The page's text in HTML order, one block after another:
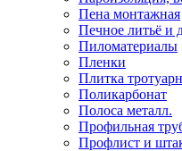
Пена монтажная
Печное литьё и
Пиломатериалы
Пленки
Плитка
Поликарбонат
Полоса металл.
Профильная
Профлист и